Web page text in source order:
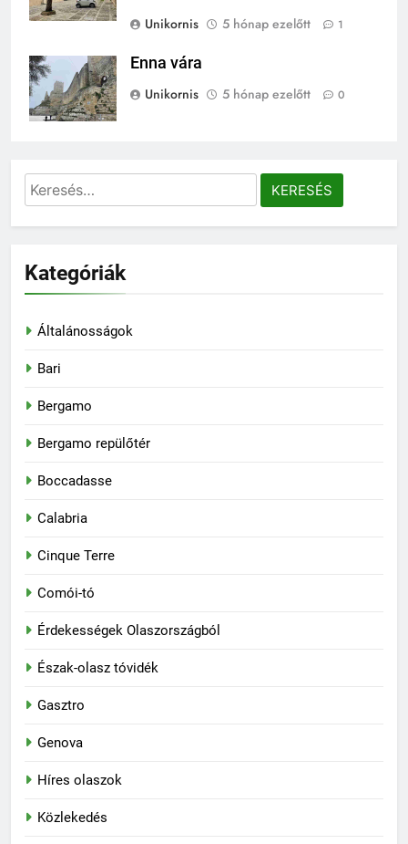
Unikornis
5 hónap ezelőtt 1
Enna vára
Unikornis
5 hónap ezelőtt 0
Keresés:
Kategóriák
Általánosságok
Bari
Bergamo
Bergamo repülőtér
Boccadasse
Calabria
Cinque Terre
Comói-tó
Érdekességek Olaszországból
Észak-olasz tóvidék
Gasztro
Genova
Híres olaszok
Közlekedés